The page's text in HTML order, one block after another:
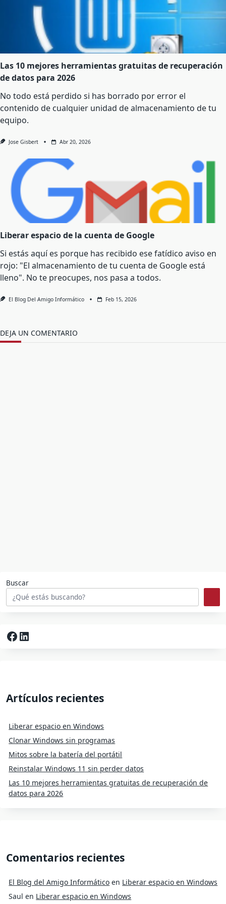
Las 10 mejores herramientas gratuitas de recuperación
de datos para 2026
No todo está perdido si has borrado por error el
contenido de cualquier unidad de almacenamiento de tu
equipo.
Jose Gisbert Abr 20, 2026
Liberar espacio de la cuenta de Google
Si estás aquí es porque has recibido ese fatídico aviso en
rojo: "El almacenamiento de tu cuenta de Google está
lleno". No te preocupes, nos pasa a todos.
El Blog Del Amigo Informático Feb 15, 2026
DEJA UN COMENTARIO
Buscar
Facebook
LinkedIn
Artículos recientes
Liberar espacio en Windows
Clonar Windows sin programas
Mitos sobre la batería del portátil
Reinstalar Windows 11 sin perder datos
Las 10 mejores herramientas gratuitas de recuperación de
datos para 2026
Comentarios recientes
El Blog del Amigo Informático en Liberar espacio en Windows
Saul en Liberar espacio en Windows